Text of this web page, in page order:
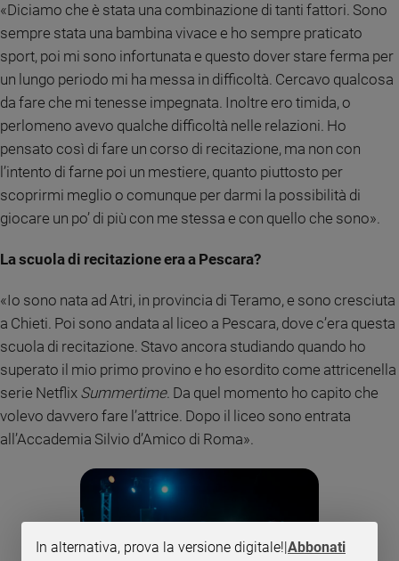
«Diciamo che è stata una combinazione di tanti fattori. Sono
sempre stata una bambina vivace e ho sempre praticato
sport, poi mi sono infortunata e questo dover stare ferma per
un lungo periodo mi ha messa in difficoltà. Cercavo qualcosa
da fare che mi tenesse impegnata. Inoltre ero timida, o
perlomeno avevo qualche difficoltà nelle relazioni. Ho
pensato così di fare un corso di recitazione, ma non con
l’intento di farne poi un mestiere, quanto piuttosto per
scoprirmi meglio o comunque per darmi la possibilità di
giocare un po’ di più con me stessa e con quello che sono».
La scuola di recitazione era a Pescara?
«Io sono nata ad Atri, in provincia di Teramo, e sono cresciuta
a Chieti. Poi sono andata al liceo a Pescara, dove c’era questa
scuola di recitazione. Stavo ancora studiando quando ho
superato il mio primo provino e ho esordito come attricenella
serie Netflix Summertime. Da quel momento ho capito che
volevo davvero fare l’attrice. Dopo il liceo sono entrata
all’Accademia Silvio d’Amico di Roma».
In alternativa, prova la versione digitale!|Abbonati